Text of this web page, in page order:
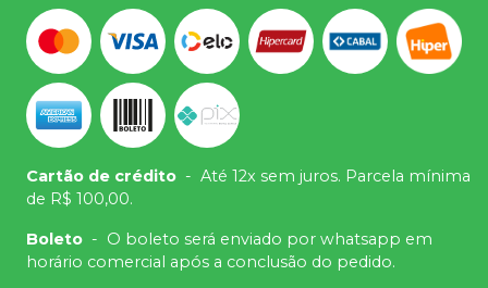
Cartão de crédito - Até 12x sem juros. Parcela mínima
de R$ 100,00.
Boleto - O boleto será enviado por whatsapp em
horário comercial após a conclusão do pedido.